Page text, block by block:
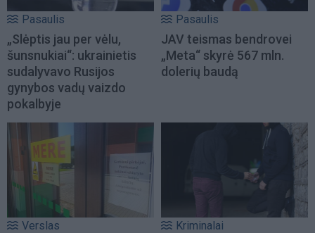
Pasaulis
„Slėptis jau per vėlu,
šunsnukiai“: ukrainietis
sudalyvavo Rusijos
gynybos vadų vaizdo
pokalbyje
Pasaulis
JAV teismas bendrovei
„Meta“ skyrė 567 mln.
dolerių baudą
Verslas Kriminalai